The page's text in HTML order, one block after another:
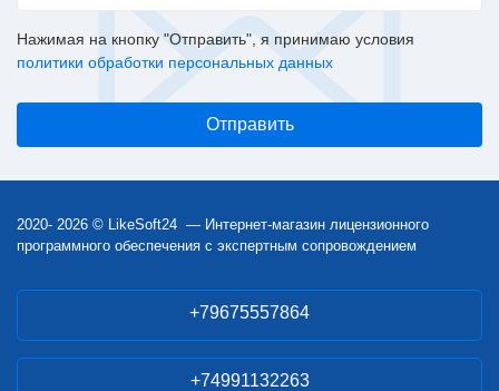
Нажимая на кнопку "Отправить", я принимаю условия
политики обработки персональных данных
2020- 2026 © LikeSoft24 — Интернет-магазин лицензионного
программного обеспечения с экспертным сопровождением
+79675557864
+74991132263